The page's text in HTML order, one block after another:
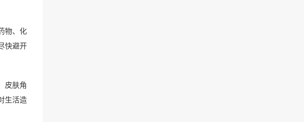
物、化
快避开
皮肤角
生活造